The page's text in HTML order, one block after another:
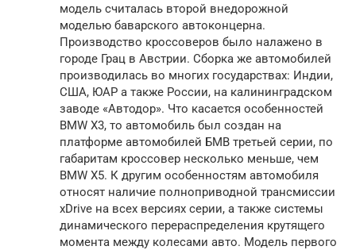
модель считалась второй внедорожной
моделью баварского автоконцерна.
Производство кроссоверов было налажено в
городе Грац в Австрии. Сборка же автомобилей
производилась во многих государствах: Индии,
США, ЮАР а также России, на калининградском
заводе «Автодор». Что касается особенностей
BMW X3, то автомобиль был создан на
платформе автомобилей БМВ третьей серии, по
габаритам кроссовер несколько меньше, чем
BMW X5. К другим особенностям автомобиля
относят наличие полноприводной трансмиссии
xDrive на всех версиях серии, а также системы
динамического перераспределения крутящего
момента между колесами авто. Модель первого